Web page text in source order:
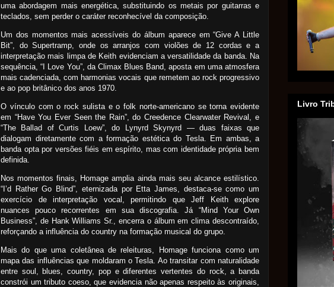
uma abordagem mais energética, substituindo os metais por guitarras e
teclados, sem perder o caráter reconhecível da composição.
Um dos momentos mais acessíveis do álbum aparece em “Give A Little
Bit”, do Supertramp, onde os arranjos com violões de 12 cordas e a
interpretação mais limpa de Keith evidenciam a versatilidade da banda. Na
sequência, “I Love You”, da Climax Blues Band, aposta em uma atmosfera
mais cadenciada, com harmonias vocais que remetem ao rock progressivo
e ao pop britânico dos anos 1970.
O vínculo com o rock sulista e o folk norte-americano se torna evidente
em “Have You Ever Seen the Rain”, do Creedence Clearwater Revival, e
“The Ballad of Curtis Loew”, do Lynyrd Skynyrd — duas faixas que
dialogam diretamente com a formação estética do Tesla. Em ambas, a
banda opta por versões fiéis em espírito, mas com identidade própria bem
definida.
Nos momentos finais, Homage amplia ainda mais seu alcance estilístico.
“I’d Rather Go Blind”, eternizada por Etta James, destaca-se como um
exercício de interpretação vocal, permitindo que Jeff Keith explore
nuances pouco recorrentes em sua discografia. Já “Mind Your Own
Business”, de Hank Williams Sr., encerra o álbum em clima descontraído,
reforçando a influência do country na formação musical do grupo.
Mais do que uma coletânea de releituras, Homage funciona como um
mapa das influências que moldaram o Tesla. Ao transitar com naturalidade
entre soul, blues, country, pop e diferentes vertentes do rock, a banda
constrói um tributo coeso, que evidencia não apenas respeito às originais,
Livro